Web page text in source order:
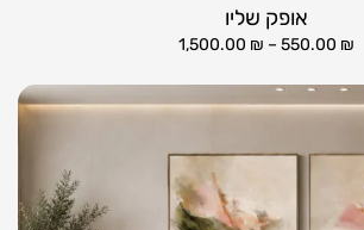
אופק שליו
550.00 ₪
–
1,500.00 ₪